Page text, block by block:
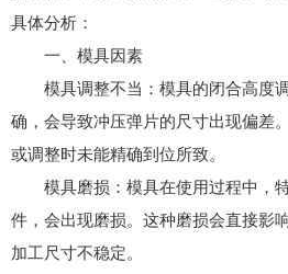
具体分析：
一、模具因素
模具调整不当：模具的闭合高度
确，会导致冲压弹片的尺寸出现偏差
或调整时未能精确到位所致。
模具磨损：模具在使用过程中，
件，会出现磨损。这种磨损会直接影
加工尺寸不稳定。